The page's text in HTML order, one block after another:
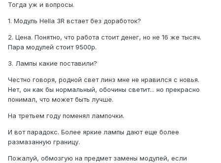
Тогда уж и вопросы.
1. Модуль Hella 3R встает без доработок?
2. Цена. Понятно, что работа стоит денег, но не 16 же тысяч.
Пара модулей стоит 9500р.
3. Лампы какие поставили?
Честно говоря, родной свет линз мне не нравился с новья.
Нет, он как бы нормальный, обочины светит... но прекрасно
понимал, что может быть лучше.
На третьем году поменял лампочки.
И вот парадокс. Более яркие лампы дают еще более
размазанную границу.
Пожалуй, обмозгую на предмет замены модулей, если